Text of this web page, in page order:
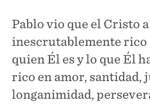
Pablo vio que el Cristo
inescrutablemente rico
quien Él es y lo que Él
rico en amor, santidad,
longanimidad,